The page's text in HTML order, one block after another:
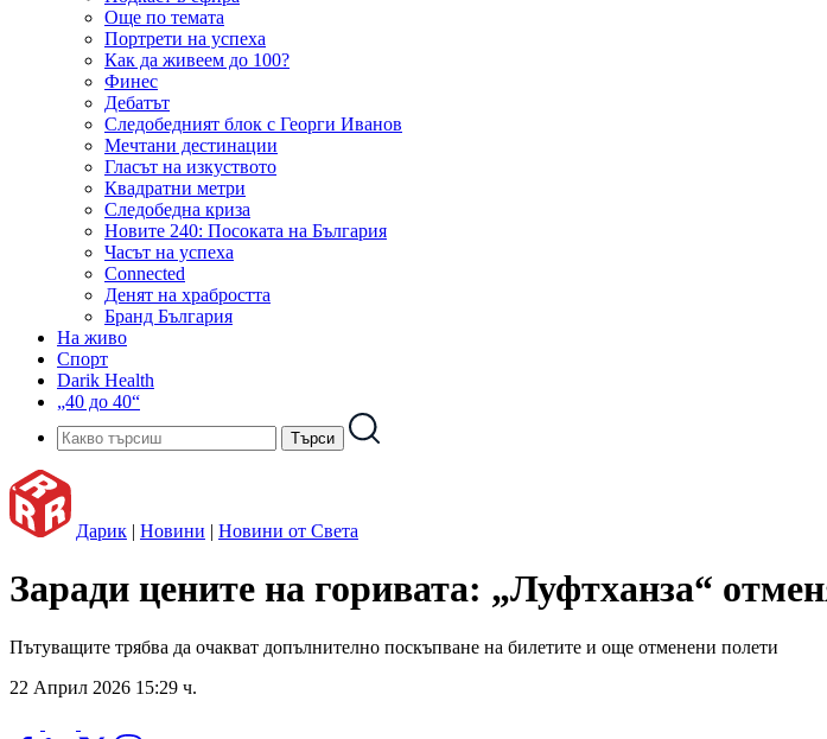
Още по темата
Портрети на успеха
Как да живеем до 100?
Финес
Дебатът
Следобедният блок с Георги Иванов
Мечтани дестинации
Гласът на изкуството
Квадратни метри
Следобедна криза
Новите 240: Посоката на България
Часът на успеха
Connected
Денят на храбростта
Бранд България
На живо
Спорт
Darik Health
„40 до 40“
Дарик | Новини | Новини от Света
Заради цените на горивата: „Луфтханза“
Пътуващите трябва да очакват допълнително поскъпване на билетите и още отменени полети
22 Април 2026 15:29 ч.